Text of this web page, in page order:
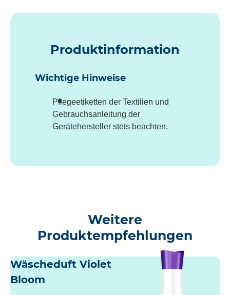
Produktinformation
Wichtige Hinweise
Pflegeetiketten der Textilien und
Gebrauchsanleitung der
Gerätehersteller stets beachten.
Weitere
Produktempfehlungen
Wäscheduft Violet
Bloom